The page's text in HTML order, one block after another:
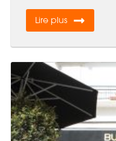
Lire plus